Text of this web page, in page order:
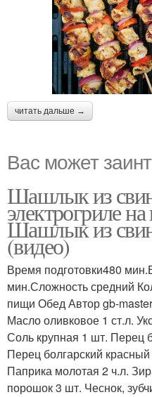
читать дальше →
Вас может
Шашлык из
электрогриле
Шашлык из
(видео)
Время подготовки480
мин.Сложность средний
пищи Обед Автор gb-
Масло оливковое 1 ст.л.
Соль крупная 1 шт. Перец
Перец болгарский
Паприка молотая 2 ч.л.
порошок 3 шт. Чеснок,